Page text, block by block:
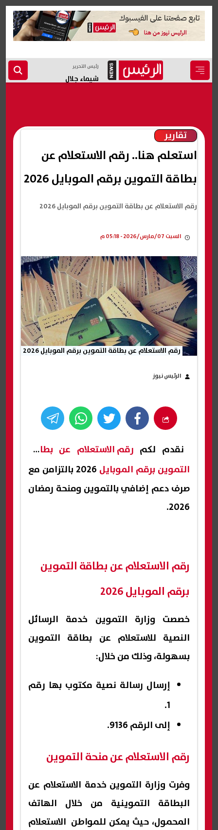
رئيس التحرير
شيماء جلال
تقارير
رقم الاستعلام عن بطاقة التموين برقم الموبايل 2026
استعلم هنا.. رقم الاستعلام عن
بطاقة التموين برقم الموبايل 2026
السبت 07/مارس/2026 - 05:18 م
رقم الاستعلام عن بطاقة التموين برقم الموبايل 2026
الرئيس نيوز
نقدم لكم رقم الاستعلام عن بطاقة
التموين برقم الموبايل
2026 بالتزامن مع
صرف دعم إضافي بالتموين ومنحة رمضان
2026.
رقم الاستعلام عن بطاقة التموين
برقم الموبايل 2026
خصصت وزارة التموين خدمة الرسائل
النصية للاستعلام عن بطاقة التموين
بسهولة، وذلك من خلال:
إرسال رسالة نصية مكتوب بها رقم
1.
إلى الرقم 9136.
رقم الاستعلام عن منحة التموين
وفرت وزارة التموين خدمة الاستعلام عن
البطاقة التموينية من خلال الهاتف
المحمول، حيث يمكن للمواطن الاستعلام